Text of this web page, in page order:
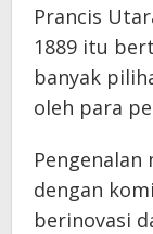
Prancis
1889 itu
banyak
oleh para
dengan
berinovasi